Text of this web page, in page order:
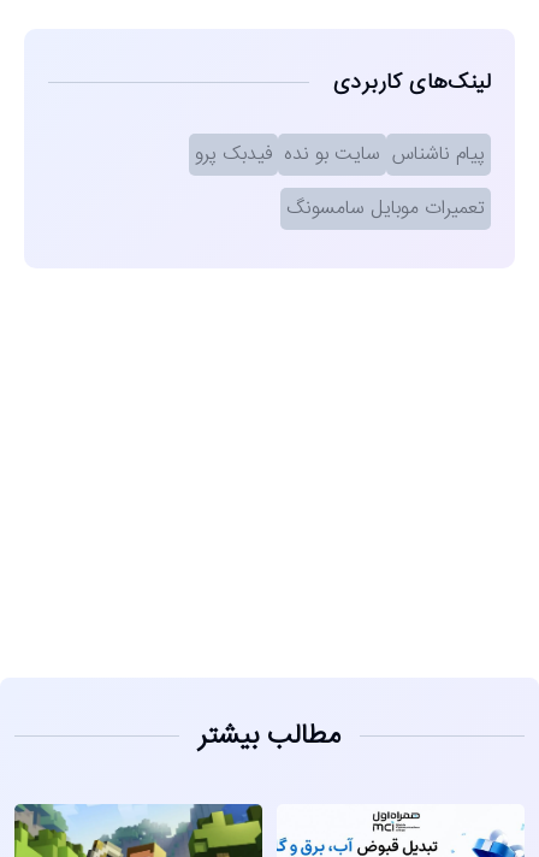
لینک‌های کاربردی
پیام ناشناس سایت بو نده فیدبک پرو
تعمیرات موبایل سامسونگ
مطالب بیشتر